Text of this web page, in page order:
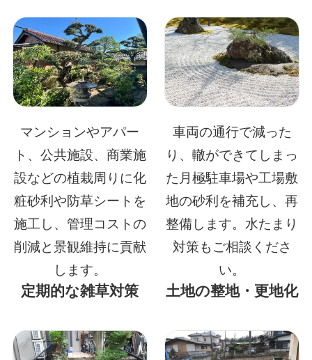
マンションやアパー
ト、公共施設、商業施
設などの植栽周りに化
粧砂利や防草シートを
施工し、管理コストの
削減と景観維持に貢献
します。
車両の通行で減った
り、轍ができてしまっ
た月極駐車場や工場敷
地の砂利を補充し、再
整備します。水たまり
対策もご相談くださ
い。
定期的な雑草対策 土地の整地・更地化